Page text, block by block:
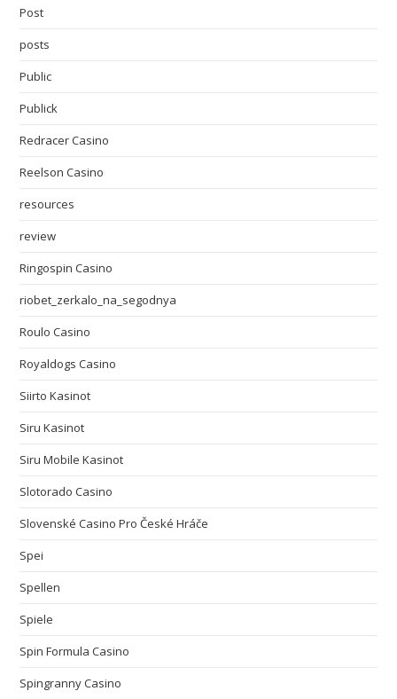
Post
posts
Public
Publick
Redracer Casino
Reelson Casino
resources
review
Ringospin Casino
riobet_zerkalo_na_segodnya
Roulo Casino
Royaldogs Casino
Siirto Kasinot
Siru Kasinot
Siru Mobile Kasinot
Slotorado Casino
Slovenské Casino Pro České Hráče
Spei
Spellen
Spiele
Spin Formula Casino
Spingranny Casino